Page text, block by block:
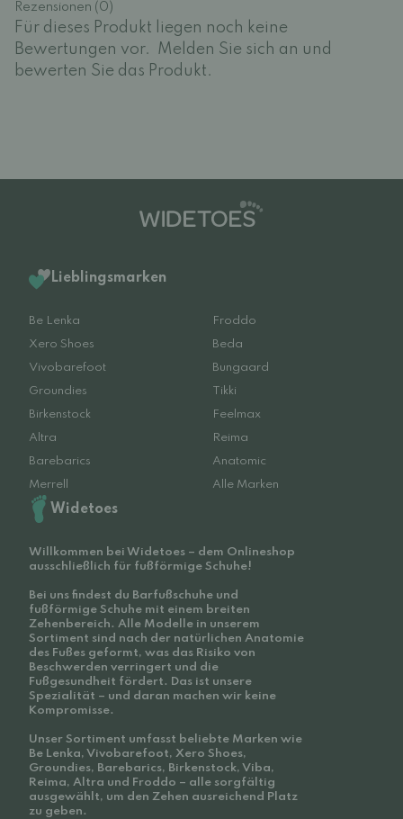
Rezensionen (0)
Für dieses Produkt liegen noch keine
Bewertungen vor.
Melden Sie sich an und
bewerten Sie das Produkt.
Lieblingsmarken
Be Lenka
Froddo
Xero Shoes
Beda
Vivobarefoot
Bungaard
Groundies
Tikki
Birkenstock
Feelmax
Altra
Reima
Barebarics
Anatomic
Merrell
Alle Marken
Widetoes
Willkommen bei Widetoes – dem Onlineshop
ausschließlich für fußförmige Schuhe!
Bei uns findest du Barfußschuhe und
fußförmige Schuhe mit einem breiten
Zehenbereich. Alle Modelle in unserem
Sortiment sind nach der natürlichen Anatomie
des Fußes geformt, was das Risiko von
Beschwerden verringert und die
Fußgesundheit fördert. Das ist unsere
Spezialität – und daran machen wir keine
Kompromisse.
Unser Sortiment umfasst beliebte Marken wie
Be Lenka, Vivobarefoot, Xero Shoes,
Groundies, Barebarics, Birkenstock, Viba,
Reima, Altra und Froddo – alle sorgfältig
ausgewählt, um den Zehen ausreichend Platz
zu geben.